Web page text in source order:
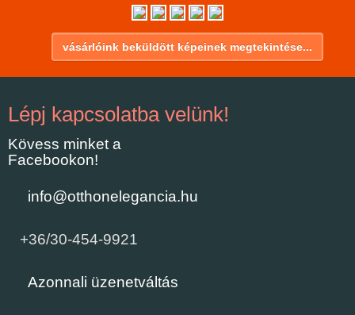
vásárlóink beküldött képeinek megtekintése...
Lépj kapcsolatba velünk!
Kövess minket a
Facebookon!
info@otthonelegancia.hu
+36/30-454-9921
Azonnali üzenetváltás